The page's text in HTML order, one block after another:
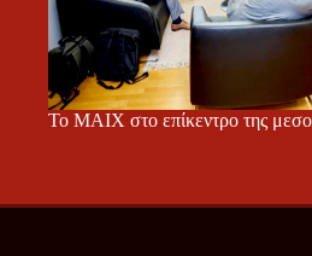
Το ΜΑΙΧ στο επίκεντρο της